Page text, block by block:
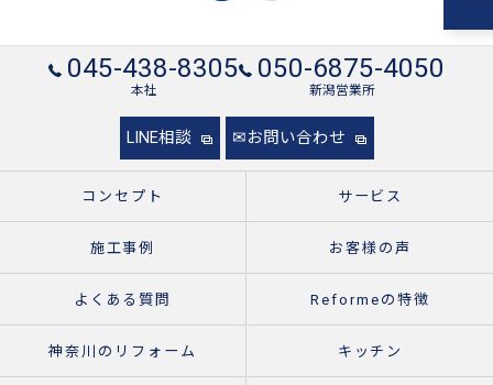
045-438-8305
本社
050-6875-4050
新潟営業所
LINE相談 ✉お問い合わせ
コンセプト サービス
施工事例 お客様の声
よくある質問 Reformeの特徴
神奈川のリフォーム キッチン